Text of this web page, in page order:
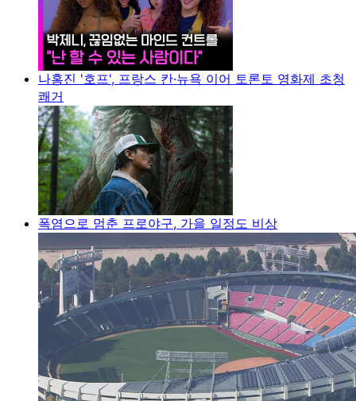
나홍진 '호프', 프랑스 칸·뉴욕 이어 토론토 영화제 초청
쾌거
폭염으로 멈춘 프로야구, 가을 일정도 비상